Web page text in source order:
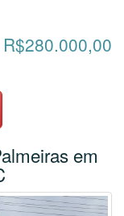
R$280.000,00
em